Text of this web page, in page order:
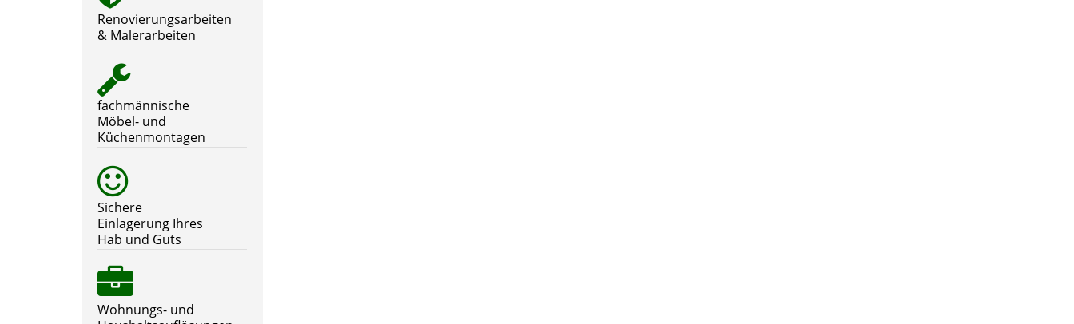
Renovierungsarbeiten
& Malerarbeiten
fachmännische
Möbel- und
Küchenmontagen
Sichere
Einlagerung Ihres
Hab und Guts
Wohnungs- und